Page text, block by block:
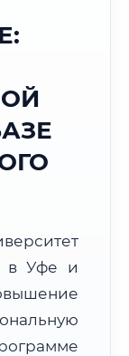
21:08
г. Уфа
Башкортостан
+7 (347)
450000–450999
МСК+2 (UTC+5)
в Уфе и